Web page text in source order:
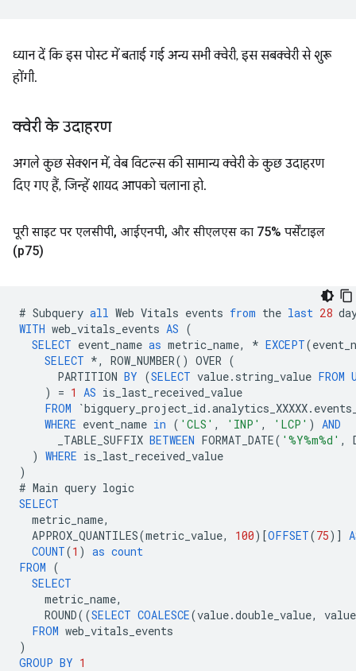
ध्यान दें कि इस पोस्ट में बताई गई अन्य सभी क्वेरी, इस सबक्वेरी से शुरू
होंगी.
क्वेरी के उदाहरण
अगले कुछ सेक्शन में, वेब विटल्स की सामान्य क्वेरी के कुछ उदाहरण
दिए गए हैं, जिन्हें शायद आपको चलाना हो.
पूरी साइट पर एलसीपी, आईएनपी, और सीएलएस का 75% पर्सेंटाइल
(p75)
# Subquery all Web Vitals events from the last 28
WITH web_vitals_events AS (
SELECT event_name as metric_name, * EXCEPT(
SELECT *, ROW_NUMBER() OVER (
PARTITION BY (SELECT value. string_value FROM
)
= 1 AS is_last_received_value
FROM
`bigquery_project_id .analytics_XXXXX.
WHERE event_name in ( 'CLS' , 'INP' , 'LCP' )
AND
_TABLE_SUFFIX BETWEEN FORMAT_DATE( '%Y%m%d' ,
) WHERE is_last_received_value
)
# Main query logic
SELECT
metric_name,
APPROX_QUANTILES(metric_value, 100)[OFFSET(75)]
COUNT(1 ) as count
FROM (
SELECT
metric_name,
ROUND((SELECT COALESCE(value.double_value,
value
FROM web_vitals_events
)
GROUP BY 1